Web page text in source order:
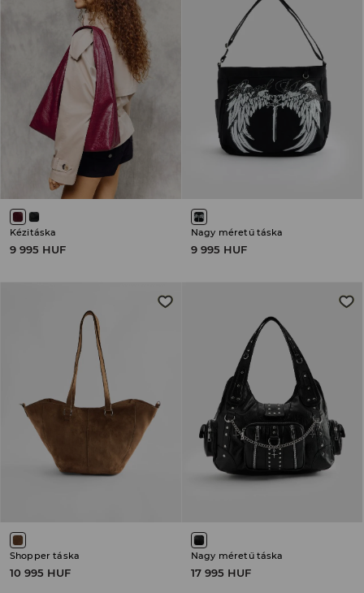
Kézitáska
9 995 HUF
Nagy méretű táska
9 995 HUF
Shopper táska
10 995 HUF
Nagy méretű táska
17 995 HUF